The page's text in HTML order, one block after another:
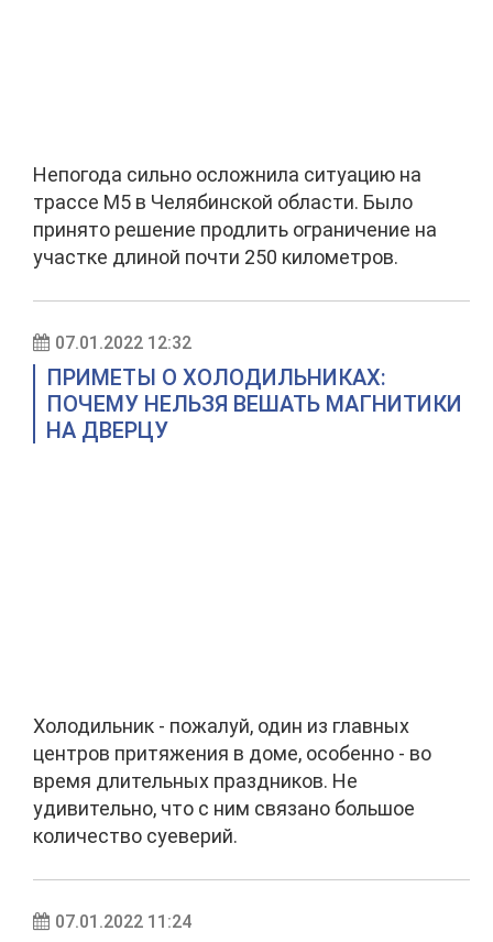
Непогода сильно осложнила ситуацию на
трассе М5 в Челябинской области. Было
принято решение продлить ограничение на
участке длиной почти 250 километров.
07.01.2022 12:32
ПРИМЕТЫ О ХОЛОДИЛЬНИКАХ:
ПОЧЕМУ НЕЛЬЗЯ ВЕШАТЬ МАГНИТИКИ
НА ДВЕРЦУ
Холодильник - пожалуй, один из главных
центров притяжения в доме, особенно - во
время длительных праздников. Не
удивительно, что с ним связано большое
количество суеверий.
07.01.2022 11:24